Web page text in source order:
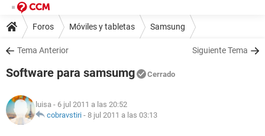
Foros Móviles y tabletas Samsung
Tema Anterior Siguiente Tema
Software para samsumg Cerrado
luisa - 6 jul 2011 a las 20:52
cobravstiri - 8 jul 2011 a las 03:13